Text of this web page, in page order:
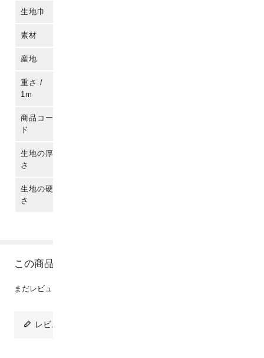
生地巾
素材
産地
重さ /
1m
商品コー
ド
生地の厚
さ
生地の硬
さ
この商品のレビュー
まだレビューは投稿されていません。
レビューを投稿